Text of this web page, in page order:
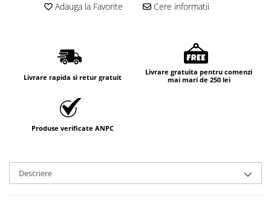
Adauga la Favorite Cere informatii
Livrare rapida si retur gratuit
Livrare gratuita pentru comenzi
mai mari de 250 lei
Produse verificate ANPC
Descriere